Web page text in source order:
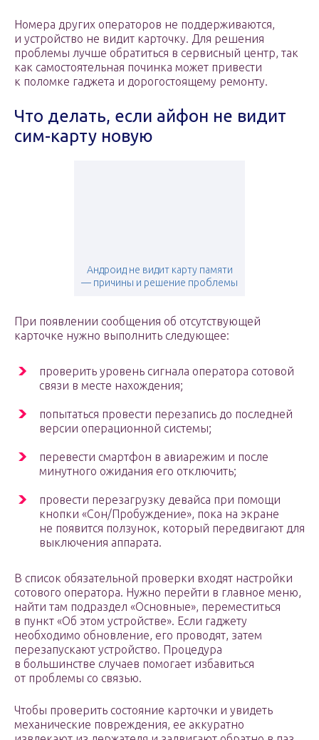
Номера других операторов не поддерживаются,
и устройство не видит карточку. Для решения
проблемы лучше обратиться в сервисный центр, так
как самостоятельная починка может привести
к поломке гаджета и дорогостоящему ремонту.
Что делать, если айфон не видит
сим-карту новую
Андроид не видит карту памяти
— причины и решение проблемы
При появлении сообщения об отсутствующей
карточке нужно выполнить следующее:
проверить уровень сигнала оператора сотовой
связи в месте нахождения;
попытаться провести перезапись до последней
версии операционной системы;
перевести смартфон в авиарежим и после
минутного ожидания его отключить;
провести перезагрузку девайса при помощи
кнопки «Сон/Пробуждение», пока на экране
не появится ползунок, который передвигают для
выключения аппарата.
В список обязательной проверки входят настройки
сотового оператора. Нужно перейти в главное меню,
найти там подраздел «Основные», переместиться
в пункт «Об этом устройстве». Если гаджету
необходимо обновление, его проводят, затем
перезапускают устройство. Процедура
в большинстве случаев помогает избавиться
от проблемы со связью.
Чтобы проверить состояние карточки и увидеть
механические повреждения, ее аккуратно